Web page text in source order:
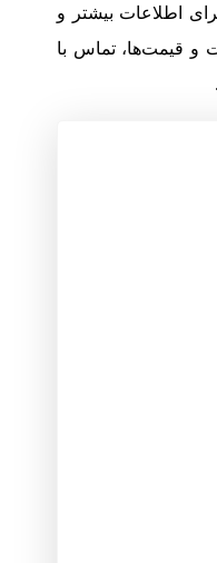
اطلاعات بیشتر و
و قیمت‌ها، تماس با